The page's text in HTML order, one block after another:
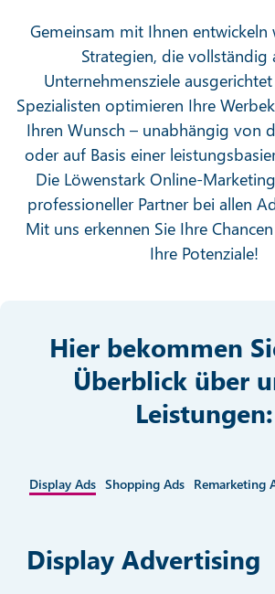
Gemeinsam mit Ihnen
Strategien, die vollständig
Unternehmensziele
Spezialisten optimieren Ihre
Ihren Wunsch – unabhängig von
oder auf Basis einer
Die Löwenstark Online-
professioneller Partner bei allen
Mit uns erkennen Sie Ihre
Ihre Potenziale!
Hier bekommen
Überblick über
Leistungen:
Display Ads Shopping Ads Remarketing
Display Advertising